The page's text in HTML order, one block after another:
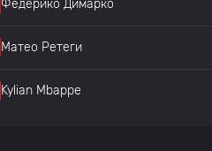
Федерико Димарко
Матео Ретеги
Kylian Mbappe